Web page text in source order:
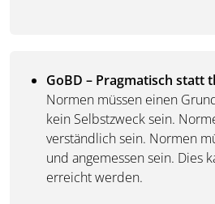
GoBD – Pragmatisch statt
Normen müssen einen
kein Selbstzweck sein.
verständlich sein. Normen
und angemessen sein. Dies
erreicht werden.